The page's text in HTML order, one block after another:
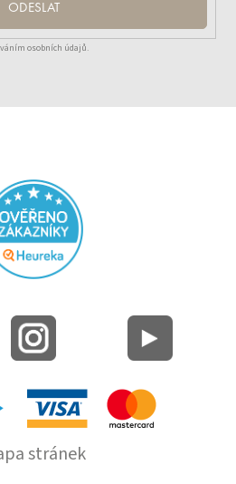
ODESLAT
osobních údajů.
stránek